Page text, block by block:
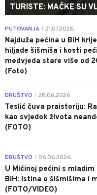
TURISTE: MAČKE SU
PUTOVANJA 21.07.2026.
Najduža pećina u BiH
hiljade šišmiša i kosti
medvjeda stare više od
(Foto)
DRUŠTVO 28.06.2026.
Teslić čuva praistoriju:
kao svjedok života
(FOTO)
DRUŠTVO 06.06.2026.
U Mićinoj pećini s
BiH: Istina o šišmišima i
(FOTO/VIDEO)